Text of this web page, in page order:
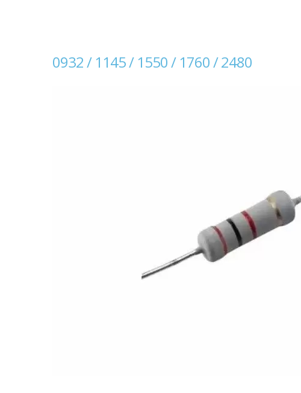
0932 / 1145 / 1550 / 1760 / 2480